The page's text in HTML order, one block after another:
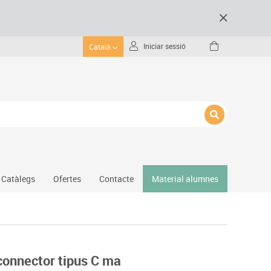
Català Iniciar sessió
Protecció esportiva
Catàlegs Ofertes Contacte Material alumnes
tipus C ma